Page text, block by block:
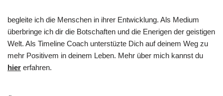
begleite ich die Menschen in ihrer Entwicklung. Als Medium
überbringe ich dir die Botschaften und die Enerigen der geistigen
Welt. Als Timeline Coach unterstüzte Dich auf deinem Weg zu
mehr Positivem in deinem Leben. Mehr über mich kannst du
hier erfahren.